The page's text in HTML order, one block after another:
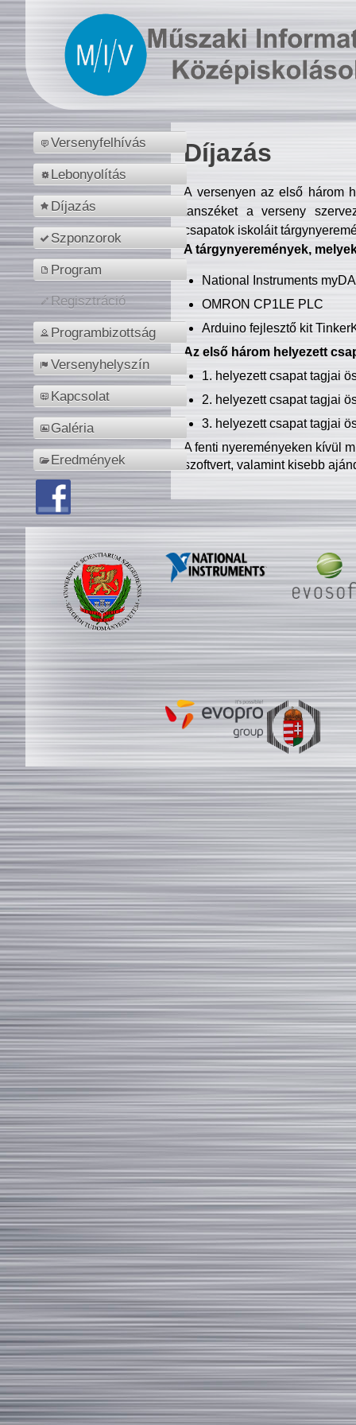
Versenyfelhívás
Lebonyolítás
Díjazás
Szponzorok
Program
Regisztráció
Programbizottság
Versenyhelyszín
Kapcsolat
Galéria
Eredmények
Díjazás
A versenyen az első három
tanszéket a verseny
csapatok iskoláit
A tárgynyeremények,
National Instruments
OMRON CP1LE PLC
Arduino fejlesztő kit
Az első három helyezett
1. helyezett csapat tagjai
2. helyezett csapat tagjai
3. helyezett csapat tagjai
A fenti nyereményeken kívül
szoftvert, valamint kisebb